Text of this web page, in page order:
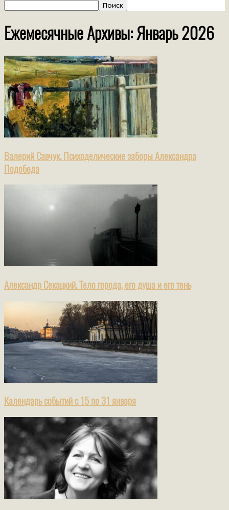
Ежемесячные Архивы: Январь 2026
Валерий Савчук. Психоделические заборы Александра
Подобеда
Александр Секацкий. Тело города, его душа и его тень
Календарь событий с 15 по 31 января